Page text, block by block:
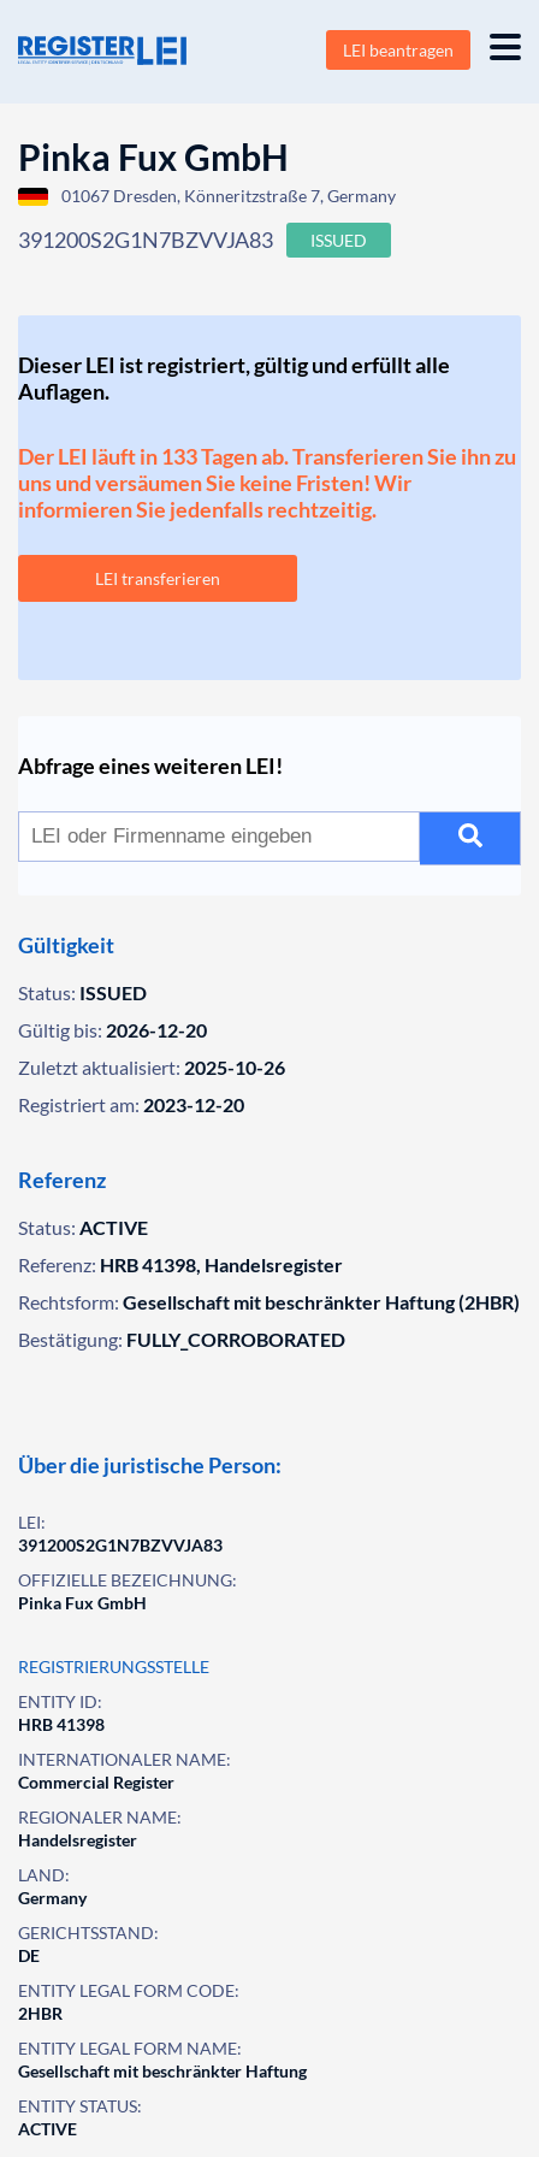
LEI beantragen
Pinka Fux GmbH
01067 Dresden, Könneritzstraße 7, Germany
391200S2G1N7BZVVJA83 ISSUED
Dieser LEI ist registriert, gültig und erfüllt alle
Auflagen.
Der LEI läuft in 133 Tagen ab. Transferieren Sie ihn zu
uns und versäumen Sie keine Fristen! Wir
informieren Sie jedenfalls rechtzeitig.
LEI transferieren
Abfrage eines weiteren LEI!
Gültigkeit
Status: ISSUED
Gültig bis: 2026-12-20
Zuletzt aktualisiert: 2025-10-26
Registriert am: 2023-12-20
Referenz
Status: ACTIVE
Referenz: HRB 41398, Handelsregister
Rechtsform: Gesellschaft mit beschränkter Haftung (2HBR)
Bestätigung: FULLY_CORROBORATED
Über die juristische Person:
LEI:
391200S2G1N7BZVVJA83
OFFIZIELLE BEZEICHNUNG:
Pinka Fux GmbH
REGISTRIERUNGSSTELLE
ENTITY ID:
HRB 41398
INTERNATIONALER NAME:
Commercial Register
REGIONALER NAME:
Handelsregister
LAND:
Germany
GERICHTSSTAND:
DE
ENTITY LEGAL FORM CODE:
2HBR
ENTITY LEGAL FORM NAME:
Gesellschaft mit beschränkter Haftung
ENTITY STATUS:
ACTIVE